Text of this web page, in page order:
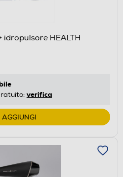
idropulsore HEALTH
verifica
AGGIUNGI